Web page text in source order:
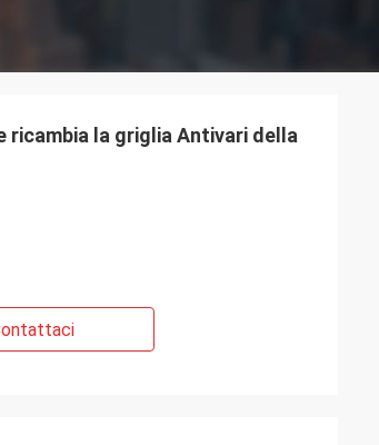
ricambia la griglia Antivari della